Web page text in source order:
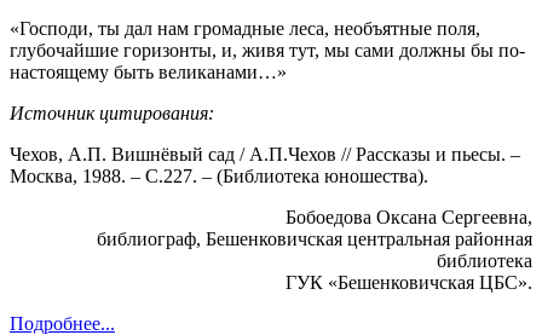
«Господи, ты дал нам громадные леса, необъятные поля,
глубочайшие горизонты, и, живя тут, мы сами должны бы по-
настоящему быть великанами…»
Источник цитирования:
Чехов, А.П. Вишнёвый сад / А.П.Чехов // Рассказы и пьесы. –
Москва, 1988. – С.227. – (Библиотека юношества).
Бобоедова Оксана Сергеевна,
библиограф, Бешенковичская центральная районная
библиотека
ГУК «Бешенковичская ЦБС».
Подробнее...